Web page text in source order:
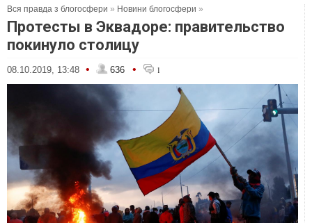
Вся правда з блогосфери » Новини блогосфери »
Протесты в Эквадоре: правительство
покинуло столицу
08.10.2019, 13:48 • 636 • 1